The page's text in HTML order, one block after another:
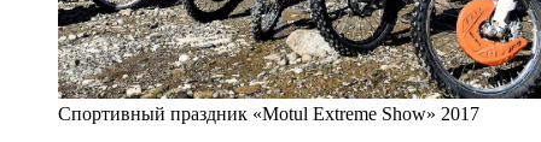
Спортивный праздник «Motul Extreme Show» 2017